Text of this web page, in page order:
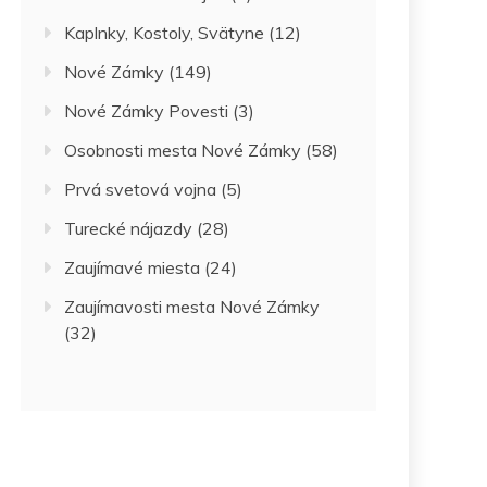
Kaplnky, Kostoly, Svätyne (12)
Nové Zámky (149)
Nové Zámky Povesti (3)
Osobnosti mesta Nové Zámky (58)
Prvá svetová vojna (5)
Turecké nájazdy (28)
Zaujímavé miesta (24)
Zaujímavosti mesta Nové Zámky
(32)